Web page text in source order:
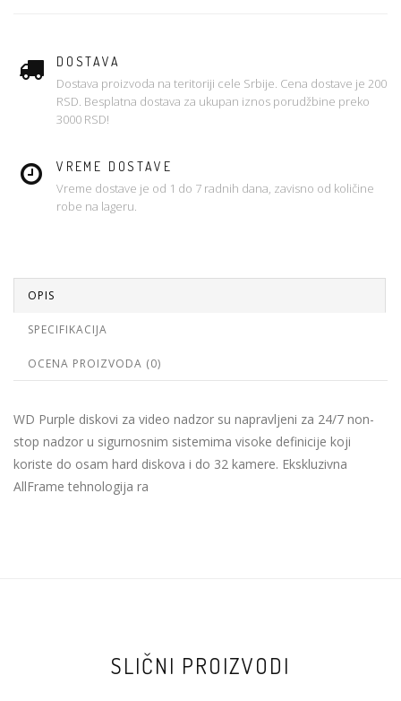
DOSTAVA
Dostava proizvoda na teritoriji cele Srbije. Cena dostave je 200
RSD. Besplatna dostava za ukupan iznos porudžbine preko
3000 RSD!
VREME DOSTAVE
Vreme dostave je od 1 do 7 radnih dana, zavisno od količine
robe na lageru.
OPIS
SPECIFIKACIJA
OCENA PROIZVODA (0)
WD Purple diskovi za video nadzor su napravljeni za 24/7 non-
stop nadzor u sigurnosnim sistemima visoke definicije koji
koriste do osam hard diskova i do 32 kamere. Ekskluzivna
AllFrame tehnologija ra
SLIČNI PROIZVODI